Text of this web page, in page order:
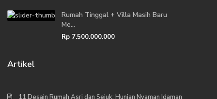
Rumah Tinggal + Villa Masih Baru
Me...
Rp 7.500.000.000
Artikel
11 Desain Rumah Asri dan Sejuk: Hunian Nyaman Idaman